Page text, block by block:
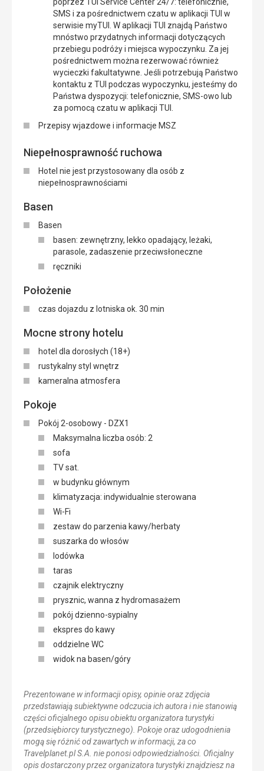
SMS i za pośrednictwem czatu w aplikacji TUI w
serwisie myTUI. W aplikacji TUI znajdą Państwo
mnóstwo przydatnych informacji dotyczących
przebiegu podróży i miejsca wypoczynku. Za jej
pośrednictwem można rezerwować również
wycieczki fakultatywne. Jeśli potrzebują Państwo
kontaktu z TUI podczas wypoczynku, jesteśmy do
Państwa dyspozycji: telefonicznie, SMS-owo lub
za pomocą czatu w aplikacji TUI.
Przepisy wjazdowe i informacje MSZ
Niepełnosprawność ruchowa
Hotel nie jest przystosowany dla osób z
niepełnosprawnościami
Basen
Basen
basen: zewnętrzny, lekko opadający, leżaki,
parasole, zadaszenie przeciwsłoneczne
ręczniki
Położenie
czas dojazdu z lotniska ok. 30 min
Mocne strony hotelu
hotel dla dorosłych (18+)
rustykalny styl wnętrz
kameralna atmosfera
Pokoje
Pokój 2-osobowy - DZX1
Maksymalna liczba osób: 2
sofa
TV sat.
w budynku głównym
klimatyzacja: indywidualnie sterowana
Wi-Fi
zestaw do parzenia kawy/herbaty
suszarka do włosów
lodówka
taras
czajnik elektryczny
prysznic, wanna z hydromasażem
pokój dzienno-sypialny
ekspres do kawy
oddzielne WC
widok na basen/góry
Prezentowane w informacji opisy, opinie oraz zdjęcia
przedstawiają subiektywne odczucia ich autora i nie stanowią
części oficjalnego opisu obiektu organizatora turystyki
(przedsiębiorcy turystycznego). Pokoje oraz udogodnienia
mogą się różnić od zawartych w informacji, za co
Travelplanet.pl S.A. nie ponosi odpowiedzialności. Oficjalny
opis dostarczony przez organizatora turystyki znajdziesz na